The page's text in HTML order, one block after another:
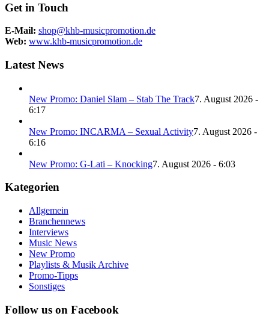
Get in Touch
E-Mail: shop@khb-musicpromotion.de
Web: www.khb-musicpromotion.de
Latest News
New Promo: Daniel Slam – Stab The Track7. August 2026 -
6:17
New Promo: INCARMA – Sexual Activity7. August 2026 -
6:16
New Promo: G-Lati – Knocking7. August 2026 - 6:03
Kategorien
Allgemein
Branchennews
Interviews
Music News
New Promo
Playlists & Musik Archive
Promo-Tipps
Sonstiges
Follow us on Facebook